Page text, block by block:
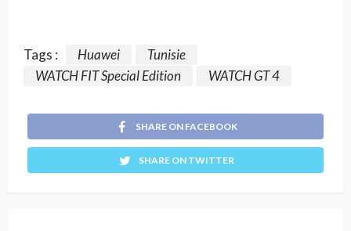
Tags : Huawei
Tunisie
WATCH FIT Special Edition
WATCH GT 4
SHARE ON FACEBOOK
SHARE ON TWITTER